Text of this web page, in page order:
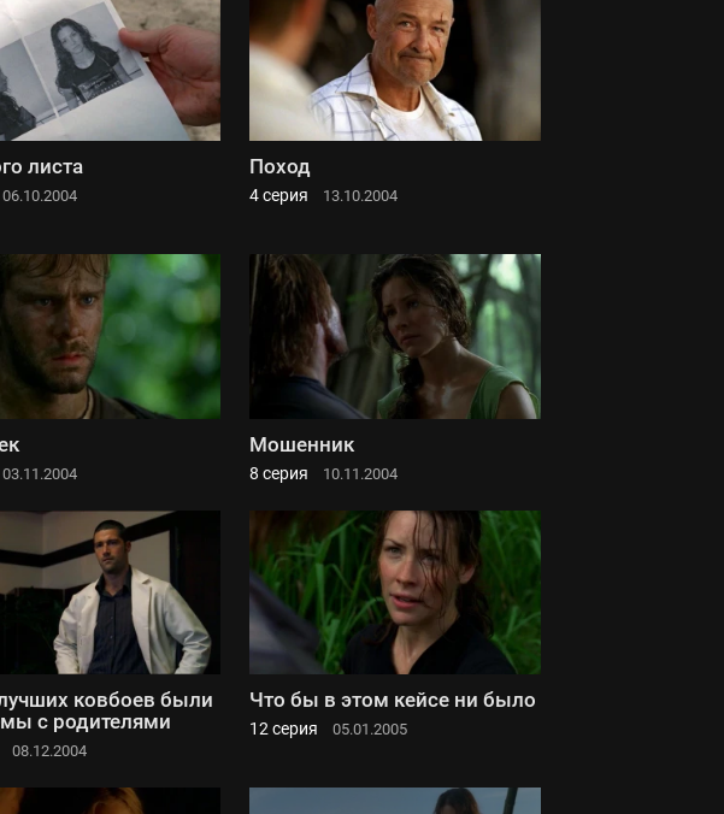
листа
06.10.2004
Поход
4 серия 13.10.2004
03.11.2004
Мошенник
8 серия 10.11.2004
ковбоев были
с родителями
08.12.2004
Что бы в этом кейсе ни было
12 серия 05.01.2005